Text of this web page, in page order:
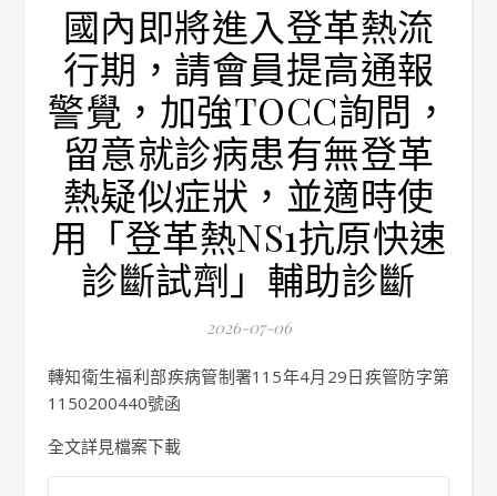
國內即將進入登革熱流
行期，請會員提高通報
警覺，加強TOCC詢問，
留意就診病患有無登革
熱疑似症狀，並適時使
用「登革熱NS1抗原快速
診斷試劑」輔助診斷
2026-07-06
轉知衛生福利部疾病管制署115年4月29日疾管防字第
1150200440號函
全文詳見檔案下載